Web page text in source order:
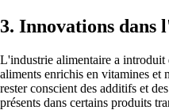
3. Innovations dans
L'industrie alimentaire a introduit
aliments enrichis en vitamines et
rester conscient des additifs et
présents dans certains produits